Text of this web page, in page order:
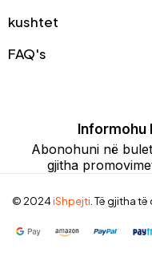
kushtet
FAQ's
Informohu
Abonohuni në
gjitha
© 2024iShpejti. Të gjitha